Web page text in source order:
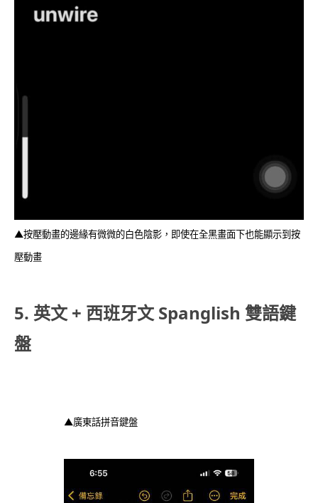
▲按壓動畫的邊緣有微微的白色陰影，即使在全黑畫面下也能顯示到按
壓動畫
5. 英文 + 西班牙文 Spanglish 雙語鍵
盤
▲廣東話拼音鍵盤